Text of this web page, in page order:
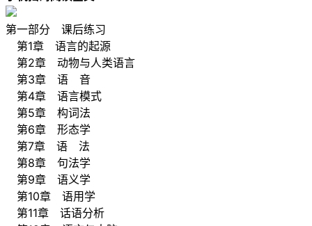
第一部分 课后练习
第1章 语言的起源
第2章 动物与人类语言
第3章 语 音
第4章 语言模式
第5章 构词法
第6章 形态学
第7章 语 法
第8章 句法学
第9章 语义学
第10章 语用学
第11章 话语分析